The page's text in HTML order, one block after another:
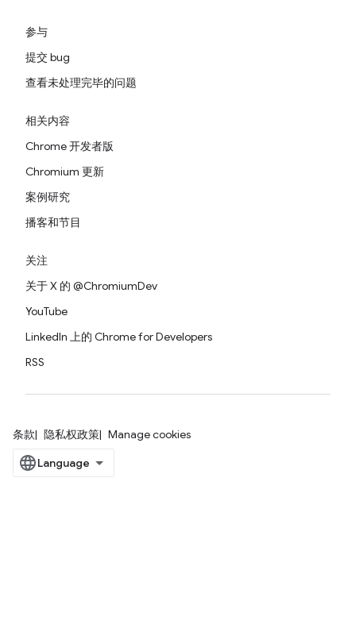
参与
提交 bug
查看未处理完毕的问题
相关内容
Chrome 开发者版
Chromium 更新
案例研究
播客和节目
关注
关于 X 的 @ChromiumDev
YouTube
LinkedIn 上的 Chrome for Developers
RSS
条款 隐私权政策 Manage cookies